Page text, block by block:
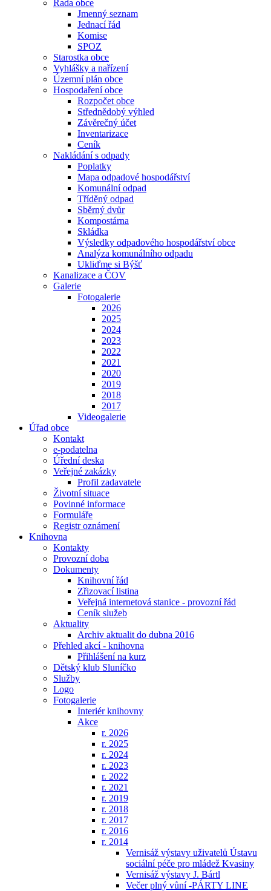
Rada obce
Jmenný seznam
Jednací řád
Komise
SPOZ
Starostka obce
Vyhlášky a nařízení
Územní plán obce
Hospodaření obce
Rozpočet obce
Střednědobý výhled
Závěrečný účet
Inventarizace
Ceník
Nakládání s odpady
Poplatky
Mapa odpadové hospodářství
Komunální odpad
Tříděný odpad
Sběrný dvůr
Kompostárna
Skládka
Výsledky odpadového hospodářství obce
Analýza komunálního odpadu
Ukliďme si Býšť
Kanalizace a ČOV
Galerie
Fotogalerie
2026
2025
2024
2023
2022
2021
2020
2019
2018
2017
Videogalerie
Úřad obce
Kontakt
e-podatelna
Úřední deska
Veřejné zakázky
Profil zadavatele
Životní situace
Povinné informace
Formuláře
Registr oznámení
Knihovna
Kontakty
Provozní doba
Dokumenty
Knihovní řád
Zřizovací listina
Veřejná internetová stanice - provozní řád
Ceník služeb
Aktuality
Archiv aktualit do dubna 2016
Přehled akcí - knihovna
Přihlášení na kurz
Dětský klub Sluníčko
Služby
Logo
Fotogalerie
Interiér knihovny
Akce
r. 2026
r. 2025
r. 2024
r. 2023
r. 2022
r. 2021
r. 2019
r. 2018
r. 2017
r. 2016
r. 2014
Vernisáž výstavy uživatelů Ústavu
sociální péče pro mládež Kvasiny
Vernisáž výstavy J. Bártl
Večer plný vůní -PÁRTY LINE